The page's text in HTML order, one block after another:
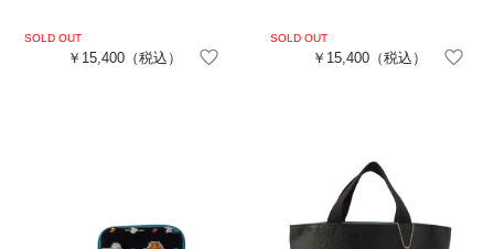
￥15,400（税込） ￥15,400 （税込）